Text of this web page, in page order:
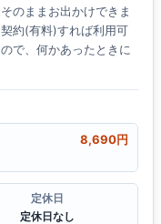
のままお出かけできま
約(有料)すれば利用可
で、何かあったときに
8,690円
定休日
定休日なし